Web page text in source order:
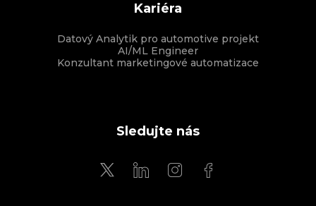
Kariéra
Datový Analytik pro automotive projekt
AI/ML Engineer
Konzultant marketingové automatizace
Sledujte nás